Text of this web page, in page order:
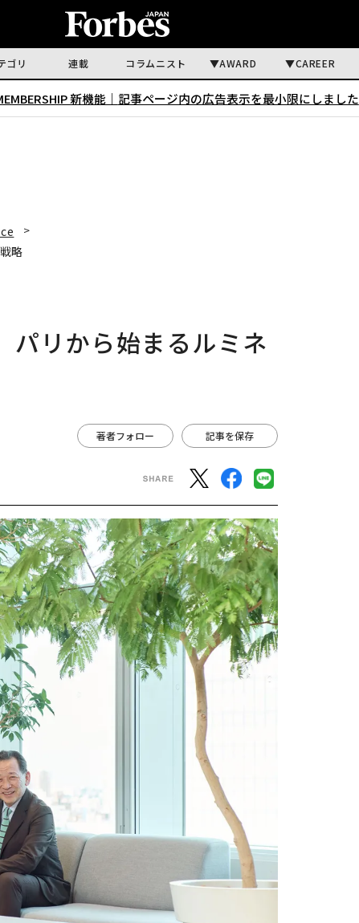
ゴリ 連載 コラムニスト AWARD CAREER
新機能｜ 記事ページ内の広告表示を最小限にしました
略
パリから始まるルミネ
著者フォロー 記事を保存